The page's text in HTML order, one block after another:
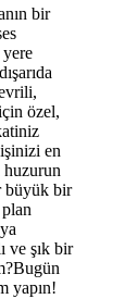
bir
yere
özel,
en
huzurun
büyük bir
ve şık bir
yapın!